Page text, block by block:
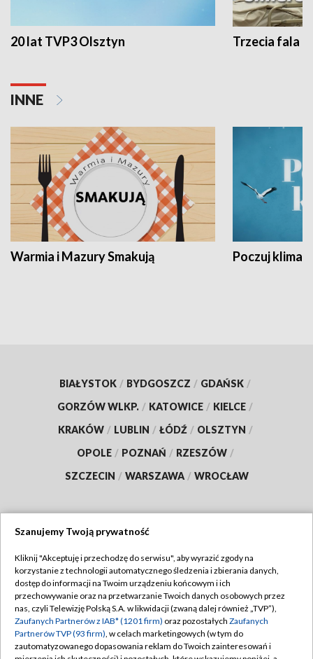
20 lat TVP3 Olsztyn Trzecia fala -
INNE
Warmia i Mazury Smakują Poczuj klimat
BIAŁYSTOK / BYDGOSZCZ / GDAŃSK /
GORZÓW WLKP. / KATOWICE / KIELCE /
KRAKÓW / LUBLIN / ŁÓDŹ / OLSZTYN /
OPOLE / POZNAŃ / RZESZÓW /
SZCZECIN / WARSZAWA / WROCŁAW
TVP
Abonament TVP
Emisja w TVP
Centrum informacji TVP
Regulamin TVP
Polityka prywatności
Moje zgody
Szanujemy Twoją prywatność
Kliknij "Akceptuję i przechodzę do serwisu", aby wyrazić zgody na
korzystanie z technologii automatycznego śledzenia i zbierania danych,
dostęp do informacji na Twoim urządzeniu końcowym i ich
przechowywanie oraz na przetwarzanie Twoich danych osobowych przez
nas, czyli Telewizję Polską S.A. w likwidacji (zwaną dalej również „TVP”),
Zaufanych Partnerów z IAB* (1201 firm) oraz pozostałych Zaufanych
Partnerów TVP (93 firm), w celach marketingowych (w tym do
zautomatyzowanego dopasowania reklam do Twoich zainteresowań i